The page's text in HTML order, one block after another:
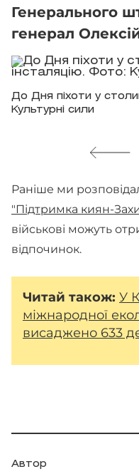
Генерального
генерал
До Дня піхоти у
Культурні сили
Раніше ми
"Підтримка киян-
військові можуть
відпочинок.
Читай також: У
міжнародної
висаджено 633
Автор